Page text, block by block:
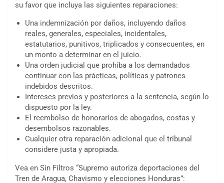
su favor que incluya las siguientes reparaciones:
Una indemnización por daños, incluyendo daños
reales, generales, especiales, incidentales,
estatutarios, punitivos, triplicados y consecuentes, en
un monto a determinar en el juicio.
Una orden judicial que prohíba a los demandados
continuar con las prácticas, políticas y patrones
indebidos descritos.
Intereses previos y posteriores a la sentencia, según lo
dispuesto por la ley.
El reembolso de honorarios de abogados, costas y
desembolsos razonables.
Cualquier otra reparación adicional que el tribunal
considere justa y apropiada.
Vea en Sin Filtros “Supremo autoriza deportaciones del
Tren de Aragua, Chavismo y elecciones Honduras”: